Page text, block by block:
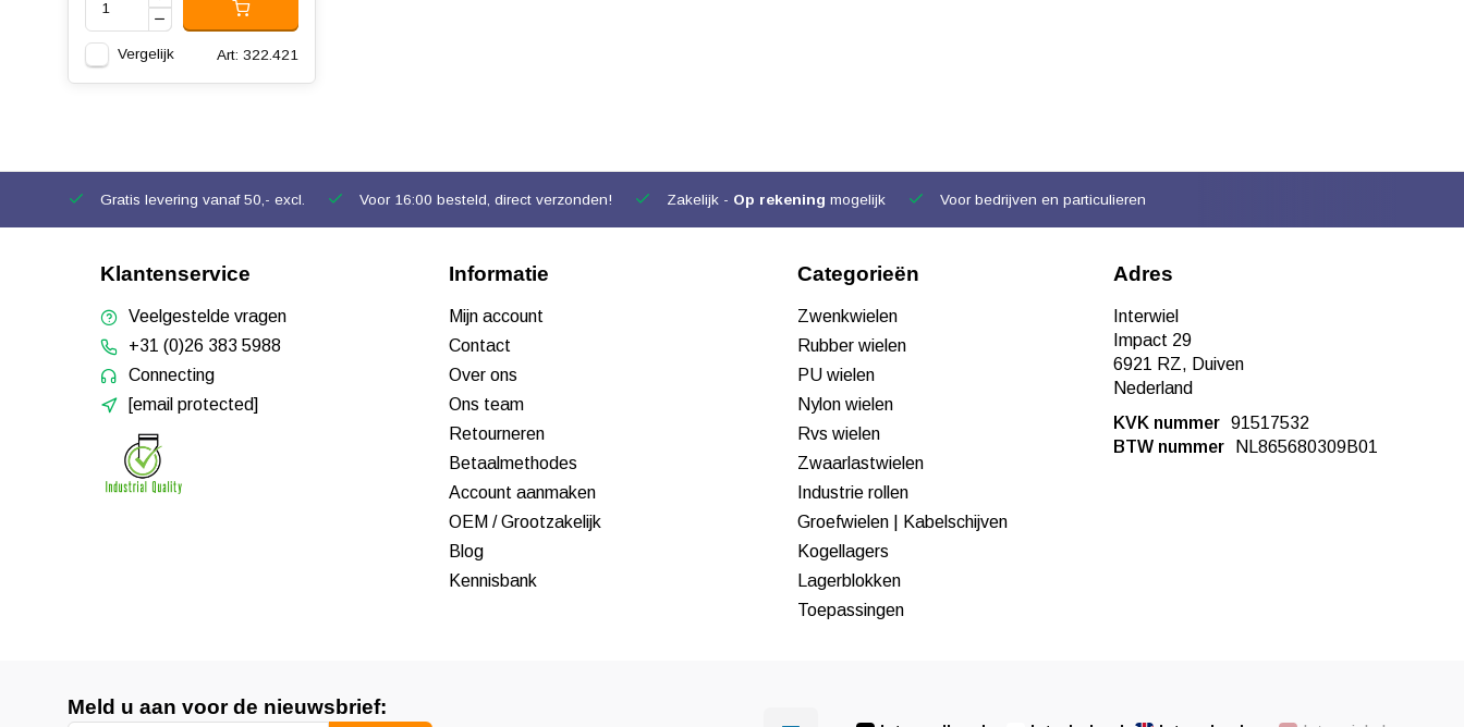
Vergelijk Art: 322.421
Gratis levering vanaf 50,- excl. Voor 16:00 besteld, direct verzonden! Zakelijk - Op rekening mogelijk Voor bedrijven en particulieren
Klantenservice
Veelgestelde vragen
+31 (0)26 383 5988
Connecting
[email protected]
Informatie
Mijn account
Contact
Over ons
Ons team
Retourneren
Betaalmethodes
Account aanmaken
OEM / Grootzakelijk
Blog
Kennisbank
Categorieën
Zwenkwielen
Rubber wielen
PU wielen
Nylon wielen
Rvs wielen
Zwaarlastwielen
Industrie rollen
Groefwielen | Kabelschijven
Kogellagers
Lagerblokken
Toepassingen
Adres
Interwiel
Impact 29
6921 RZ, Duiven
Nederland
KVK nummer 91517532
BTW nummer
NL865680309B01
Meld u aan voor de nieuwsbrief: